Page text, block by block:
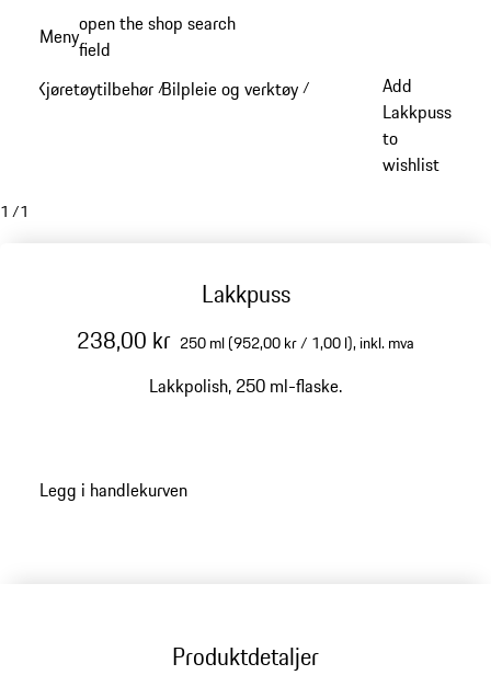
Menyopen the shop search
field
Kjøretøytilbehør /Bilpleie og verktøy /
Add
Lakkpuss
to
wishlist
1 /1
Lakkpuss
238,00 kr 250 ml (952,00 kr / 1,00 l),inkl. mva
Lakkpolish, 250 ml-flaske.
Legg i handlekurven
Produktdetaljer